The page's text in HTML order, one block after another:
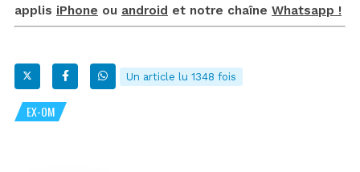
applis iPhone ou android et notre chaîne Whatsapp !
Un article lu 1348 fois
EX-OM